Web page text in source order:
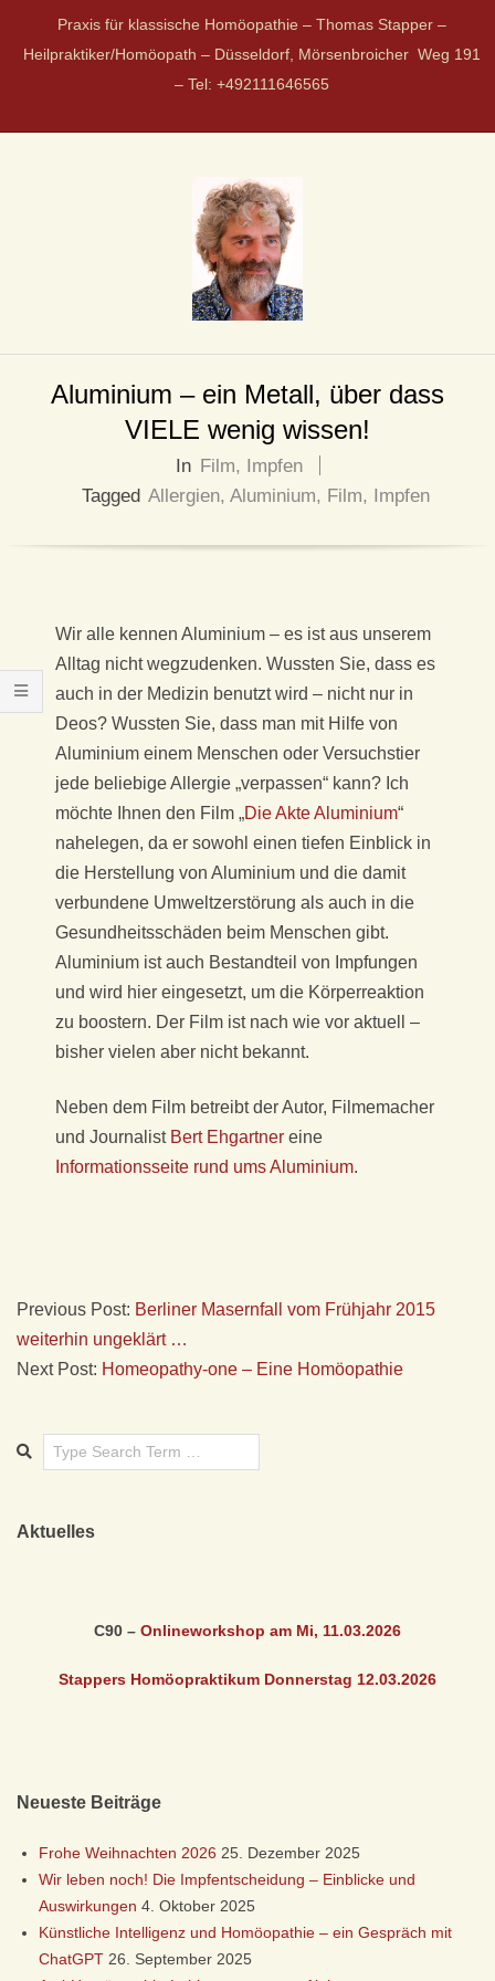
Praxis für klassische Homöopathie – Thomas Stapper –
Heilpraktiker/Homöopath – Düsseldorf, Mörsenbroicher Weg 191
– Tel: +492111646565
P
R
F
Ü
E
H
M
Ö
E
D
Aluminium – ein Metall, über dass
VIELE wenig wissen!
In Film, Impfen
Tagged Allergien, Aluminium, Film, Impfen
Wir alle kennen Aluminium – es ist aus unserem
Alltag nicht wegzudenken. Wussten Sie, dass es
auch in der Medizin benutzt wird – nicht nur in
Deos? Wussten Sie, dass man mit Hilfe von
Aluminium einem Menschen oder Versuchstier
jede beliebige Allergie „verpassen“ kann? Ich
möchte Ihnen den Film „Die Akte Aluminium“
nahelegen, da er sowohl einen tiefen Einblick in
die Herstellung von Aluminium und die damit
verbundene Umweltzerstörung als auch in die
Gesundheitsschäden beim Menschen gibt.
Aluminium ist auch Bestandteil von Impfungen
und wird hier eingesetzt, um die Körperreaktion
zu boostern. Der Film ist nach wie vor aktuell –
bisher vielen aber nicht bekannt.
Neben dem Film betreibt der Autor, Filmemacher
und Journalist Bert Ehgartner eine
Informationsseite rund ums Aluminium.
Previous Post: Berliner Masernfall vom Frühjahr 2015
weiterhin ungeklärt …
Next Post: Homeopathy-one – Eine Homöopathie
Aktuelles
C90 – Onlineworkshop am Mi, 11.03.2026
Stappers Homöopraktikum Donnerstag 12.03.2026
Neueste Beiträge
Frohe Weihnachten 2026 25. Dezember 2025
Wir leben noch! Die Impfentscheidung – Einblicke und
Auswirkungen 4. Oktober 2025
Künstliche Intelligenz und Homöopathie – ein Gespräch mit
ChatGPT 26. September 2025